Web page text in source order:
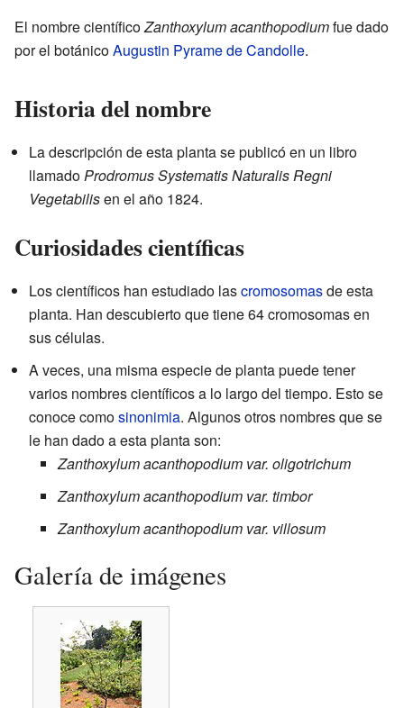
El nombre científicoZanthoxylum acanthopodiumfue dado
por el botánicoAugustin Pyrame de Candolle.
Historia del nombre
La descripción de esta planta se publicó en un libro
llamadoProdromus Systematis Naturalis Regni
Vegetabilisen el año 1824.
Curiosidades científicas
Los científicos han estudiado lascromosomasde esta
planta. Han descubierto que tiene 64 cromosomas en
sus células.
A veces, una misma especie de planta puede tener
varios nombres científicos a lo largo del tiempo. Esto se
conoce comosinonimia. Algunos otros nombres que se
le han dado a esta planta son:
Zanthoxylum acanthopodium var. oligotrichum
Zanthoxylum acanthopodium var. timbor
Zanthoxylum acanthopodium var. villosum
Galería de imágenes